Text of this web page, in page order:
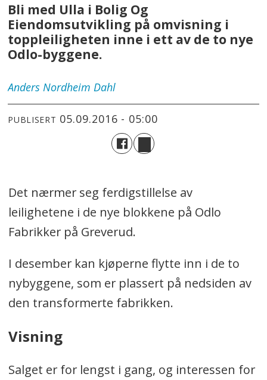
Bli med Ulla i Bolig Og
Eiendomsutvikling på omvisning i
toppleiligheten inne i ett av de to nye
Odlo-byggene.
Anders Nordheim Dahl
PUBLISERT 05.09.2016 - 05:00
Det nærmer seg ferdigstillelse av
leilighetene i de nye blokkene på Odlo
Fabrikker på Greverud.
I desember kan kjøperne flytte inn i de to
nybyggene, som er plassert på nedsiden av
den transformerte fabrikken.
Visning
Salget er for lengst i gang, og interessen for